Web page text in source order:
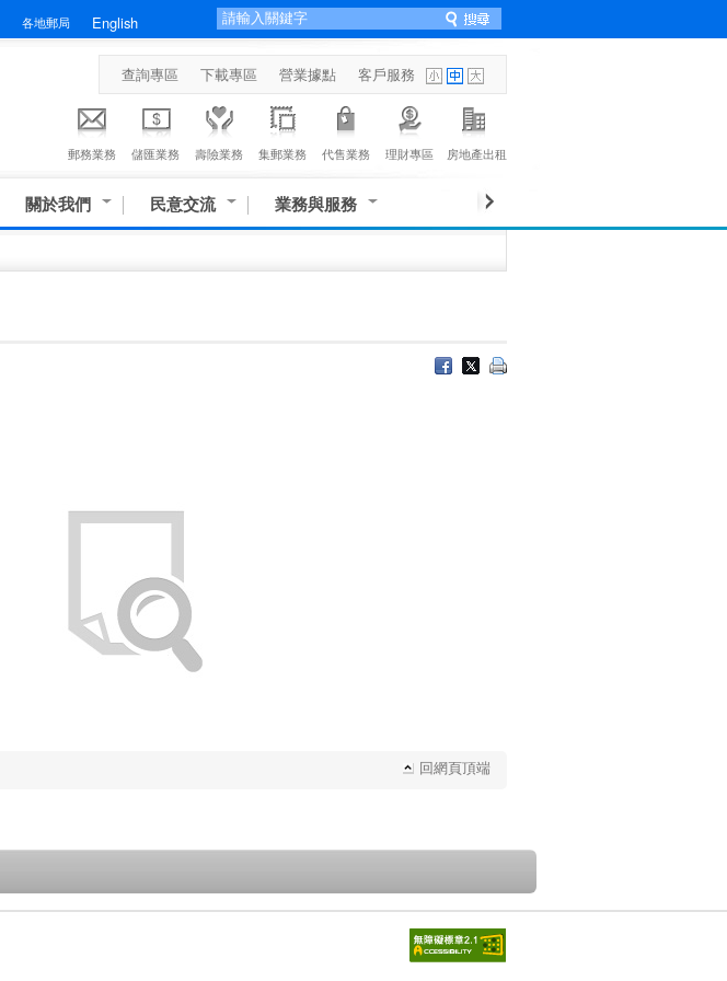
各地郵局 English
查詢專區 下載專區 營業據點 客戶服務
郵務業務 儲匯業務 壽險業務 集郵業務 代售業務 理財專區 房地產出租
關於我們 民意交流 業務與服務
回網頁頂端